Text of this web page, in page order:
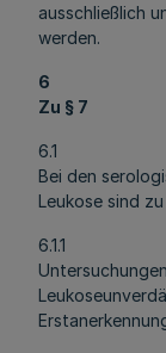
ausschließlich
werden.
6
Zu § 7
6.1
Bei den
Leukose sind
6.1.1